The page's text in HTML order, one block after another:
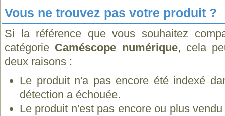
Vous ne trouvez pas votre produit ?
Si la référence que vous souhaitez
catégorie Caméscope numérique, cela
deux raisons :
Le produit n'a pas encore été indexé
détection a échouée.
Le produit n'est pas encore ou plus